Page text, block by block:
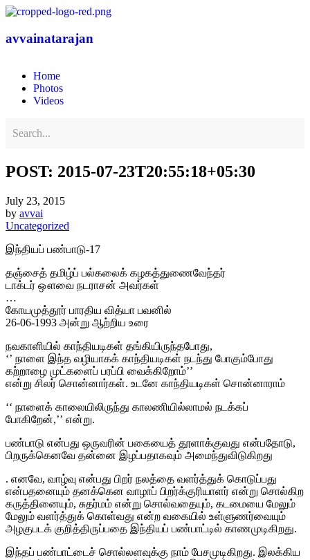
avvainatarajan
Home
Photos
Videos
POST: 2015-07-23T20:55:18+05:30
July 23, 2015
by avvai
Uncategorized
இந்தியப் பண்பாடு-17
தஞ்சைத் தமிழ்ப் பல்கலைக் கழகத்துணைவேந்தர்
டாக்டர் ஔவை நடராசன் அவர்கள்
…
கோயமுத்தூர் பாரதிய வித்யா பவனில்
26-06-1993 அன்று ஆற்றிய உரை
நவகாளியில் காந்தியடிகள் தங்கியிருந்தபோது,
‘’ நாளை இந்த வழியாகக் காந்தியடிகள் நடந்து போகும்போது
கற்றாழை முட்களைப் பரப்பி வைக்கிறோம்’’
என்று சிலர் சொன்னார்கள். உடனே காந்தியடிகள் சொன்னாராம்
‘‘ நாளைக் காலையிலிருந்து காலணியில்லாமல் நடக்கப்
போகிறேன்,’’ என்று.
பண்பாடு என்பது ஒருவரின் பகையைத் தூளாக்குவது என்பதோடு,
பிறருக்கெனவே தன்னை இழப்பதாகவும் அமைந்துவிடுகிறது
. எனவே, வாழ்வு என்பது பிறர் நலத்தை வளர்த்துக் கொடுப்பது
என்பதனையும் தனக்கென வாழாப் பிறர்க்குரியாளர் என்று சொல்கிற
கருத்தினையும், சுதர்மம் என்று சொல்வதையும், கடமையை மேலும்
மேலும் வளர்த்துக் கொள்வது என்ற வகையில் உள்ளுணர்வையும்
அழகுபடக் குறித்திருப்பதை இந்தியப் பண்பாட்டில் காணமுடிகிறது.
இந்தப் பண்பாட்டைச் சொல்லளவுக்கு நாம் பேசமுடிகிறது. இலக்கிய